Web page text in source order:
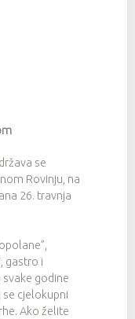
se
Rovinju, na
26. travnja
gastro i
godine
se cjelokupni
Ako želite